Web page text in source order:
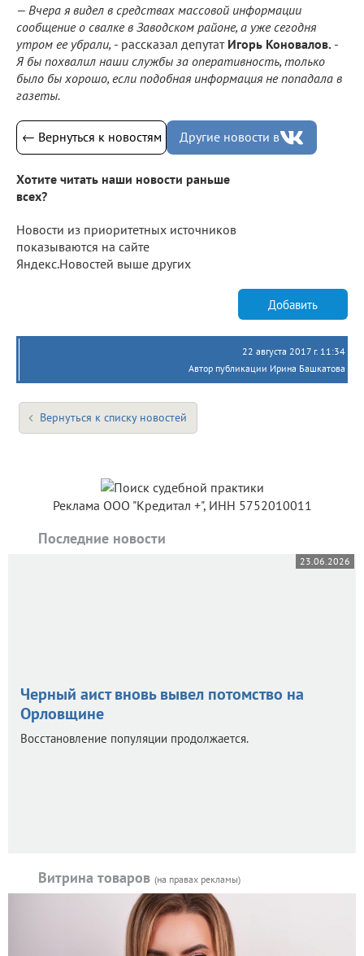
— Вчера я видел в средствах массовой информации
сообщение о свалке в Заводском районе, а уже сегодня
утром ее убрали, - рассказал депутат Игорь Коновалов. -
Я бы похвалил наши службы за оперативность, только
было бы хорошо, если подобная информация не попадала в
газеты.
← Вернуться к новостям Другие новости в
Хотите читать наши новости раньше
всех?
Новости из приоритетных источников
показываются на сайте
Яндекс.Новостей выше других
Добавить
22 августа 2017 г. 11:34
Автор публикации Ирина Башкатова
Вернуться к списку новостей
Реклама ООО "Кредитал +", ИНН 5752010011
Последние новости
23.06.2026
Черный аист вновь вывел потомство на
Орловщине
Восстановление популяции продолжается.
Витрина товаров (на правах рекламы)